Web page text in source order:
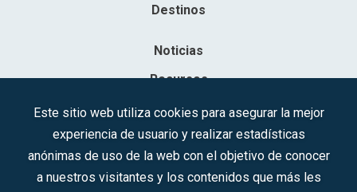
Destinos
Noticias
Recursos
Contacto
Sociedad Mercantil Estatal para la Gestión de la Innovación y las
Este sitio web utiliza cookies para asegurar la mejor
experiencia de usuario y realizar estadísticas
anónimas de uso de la web con el objetivo de conocer
a nuestros visitantes y los contenidos que más les